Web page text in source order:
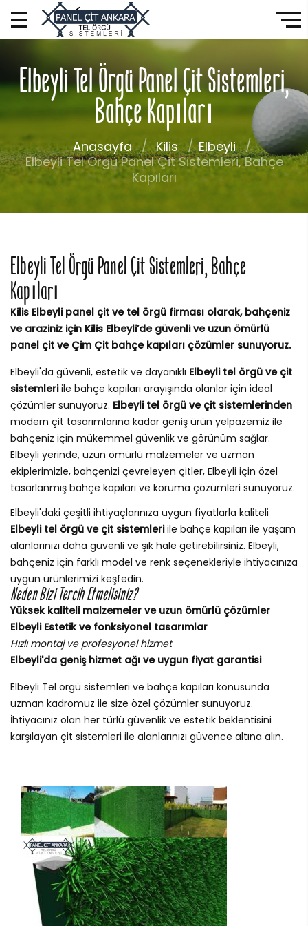
Elbeyli Tel Örgü Panel Çit Sistemleri,
Bahçe Kapıları
Anasayfa Kilis
Elbeyli
Elbeyli Tel Örgü Panel Çit Sistemleri, Bahçe
Kapıları
Elbeyli Tel Örgü Panel Çit Sistemleri, Bahçe
Kapıları
Kilis Elbeyli panel çit ve tel örgü firması olarak, bahçeniz
ve araziniz için Kilis Elbeyli’de güvenli ve uzun ömürlü
panel çit ve Çim Çit bahçe kapıları çözümler sunuyoruz.
Elbeyli'da güvenli, estetik ve dayanıklı Elbeyli tel örgü ve çit
sistemleriile bahçe kapıları arayışında olanlar için ideal
çözümler sunuyoruz. Elbeyli tel örgü ve çit sistemlerinden
modern çit tasarımlarına kadar geniş ürün yelpazemiz ile
bahçeniz için mükemmel güvenlik ve görünüm sağlar.
Elbeyli yerinde, uzun ömürlü malzemeler ve uzman
ekiplerimizle, bahçenizi çevreleyen çitler, Elbeyli için özel
tasarlanmış bahçe kapıları ve koruma çözümleri sunuyoruz.
Elbeyli'daki çeşitli ihtiyaçlarınıza uygun fiyatlarla kaliteli
Elbeyli tel örgü ve çit sistemleriile bahçe kapıları ile yaşam
alanlarınızı daha güvenli ve şık hale getirebilirsiniz. Elbeyli,
bahçeniz için farklı model ve renk seçenekleriyle ihtiyacınıza
uygun ürünlerimizi keşfedin.
Neden Bizi Tercih Etmelisiniz?
Yüksek kaliteli malzemeler ve uzun ömürlü çözümler
Elbeyli Estetik ve fonksiyonel tasarımlar
Hızlı montaj ve profesyonel hizmet
Elbeyli'da geniş hizmet ağı ve uygun fiyat garantisi
Elbeyli Tel örgü sistemleri ve bahçe kapıları konusunda
uzman kadromuz ile size özel çözümler sunuyoruz.
İhtiyacınız olan her türlü güvenlik ve estetik beklentisini
karşılayan çit sistemleri ile alanlarınızı güvence altına alın.